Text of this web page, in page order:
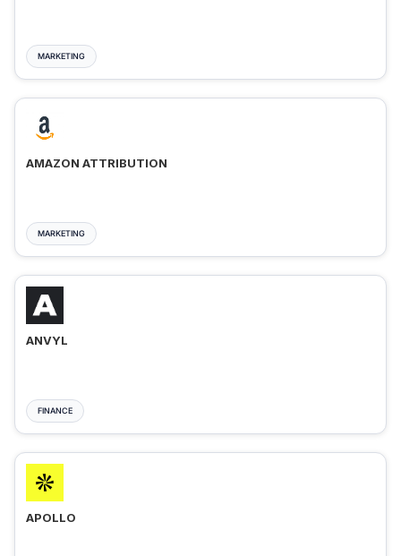
MARKETING
AMAZON ATTRIBUTION
MARKETING
ANVYL
FINANCE
APOLLO